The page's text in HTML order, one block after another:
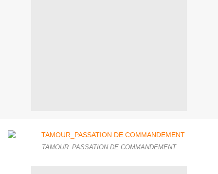
TAMOUR_PASSATION DE COMMANDEMENT